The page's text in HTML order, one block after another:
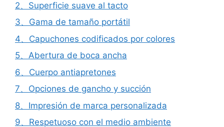
2、Superficie suave al tacto
3、Gama de tamaño portátil
4、Capuchones codificados por colores
5、Abertura de boca ancha
6、Cuerpo antiapretones
7、Opciones de gancho y succión
8、Impresión de marca personalizada
9、Respetuoso con el medio ambiente